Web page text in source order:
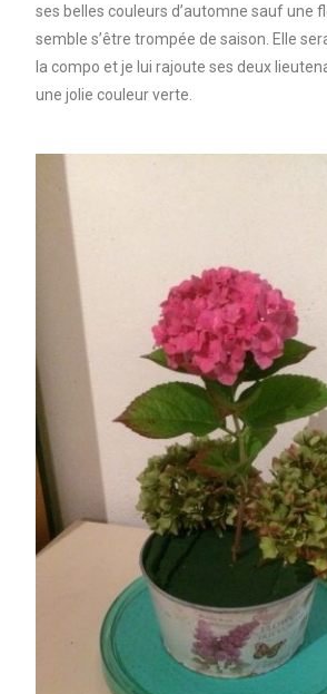
ses belles couleurs d’automne sauf une
semble s’être trompée de saison. Elle
la compo et je lui rajoute ses deux
une jolie couleur verte.